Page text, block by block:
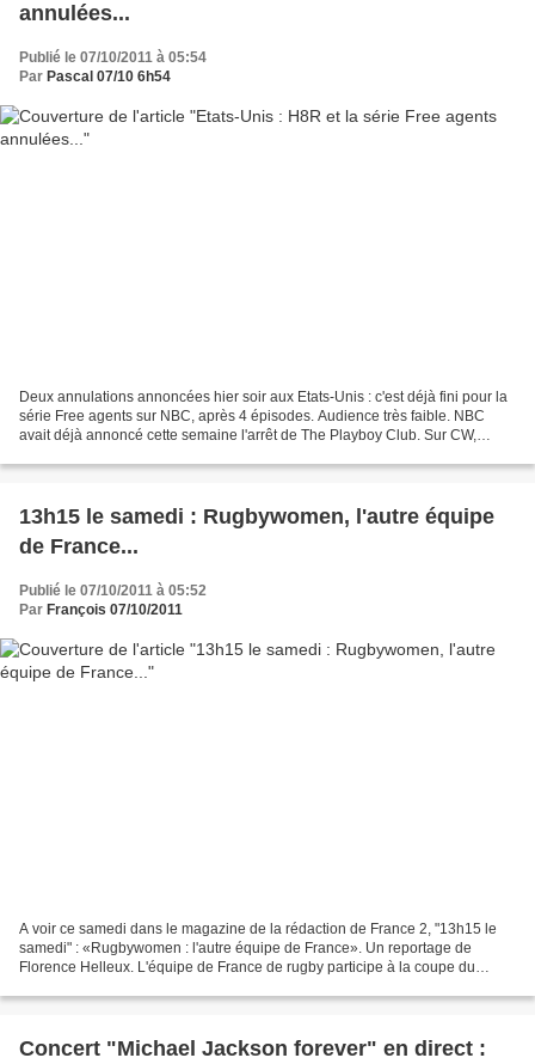
annulées...
Publié le 07/10/2011 à 05:54
Par Pascal 07/10 6h54
Deux annulations annoncées hier soir aux Etats-Unis : c'est déjà fini pour la
série Free agents sur NBC, après 4 épisodes. Audience très faible. NBC
avait déjà annoncé cette semaine l'arrêt de The Playboy Club. Sur CW,
13h15 le samedi : Rugbywomen, l'autre équipe
de France...
Publié le 07/10/2011 à 05:52
Par François 07/10/2011
A voir ce samedi dans le magazine de la rédaction de France 2, "13h15 le
samedi" : «Rugbywomen : l'autre équipe de France». Un reportage de
Florence Helleux. L'équipe de France de rugby participe à la coupe du
Concert "Michael Jackson forever" en direct :